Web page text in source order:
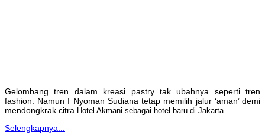
Gelombang tren dalam kreasi pastry tak ubahnya seperti tren
fashion. Namun I Nyoman Sudiana tetap memilih jalur ‘aman’ demi
mendongkrak citra Hotel Akmani sebagai hotel baru di Jakarta.
Selengkapnya...